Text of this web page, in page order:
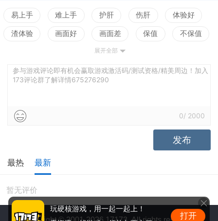
易上手 难上手 护肝 伤肝 体验好
渣体验 画面好 画面差 保值 不保值
测试
展开全部
参与游戏评论即有机会赢取游戏激活码/测试资格/精美周边！加入
173评论群了解详情675276290
0/ 2000
发布
最热 最新
暂无评价
玩硬核游戏，用一起一起上！
打开